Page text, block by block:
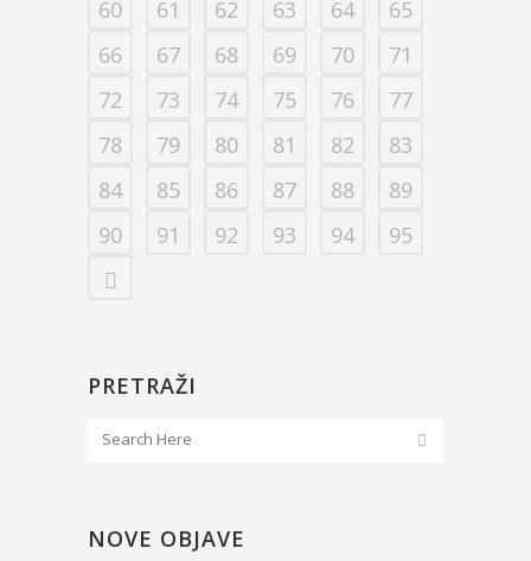
60 61 62 63 64
65
66
67 68 69 70
71
72
73 74 75 76
77
78
79 80 81 82
83
84
85 86 87 88
89
90
91 92 93 94 95
PRETRAŽI
NOVE OBJAVE